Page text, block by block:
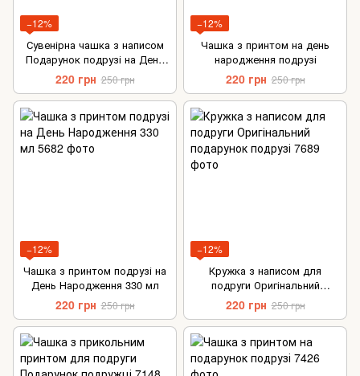
−12%
Сувенірна чашка з написом
Подарунок подрузі на День
Народження
220 грн 250 грн
−12%
Чашка з принтом на день
народження подрузі
220 грн 250 грн
−12%
Чашка з принтом подрузі на
День Народження 330 мл
220 грн 250 грн
−12%
Кружка з написом для
подруги Оригінальний
подарунок подрузі
220 грн 250 грн